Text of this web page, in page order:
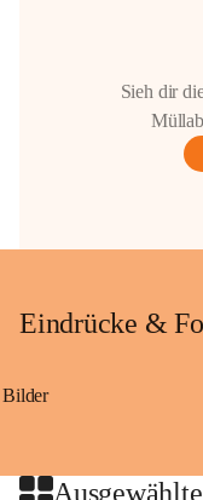
Sieh dir
Eindrücke &
Bilder